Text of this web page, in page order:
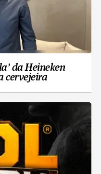
da Heineken
cervejeira